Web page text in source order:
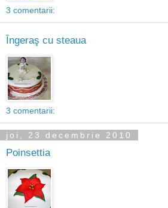
3 comentarii:
Îngeraş cu steaua
3 comentarii:
joi, 23 decembrie 2010
Poinsettia